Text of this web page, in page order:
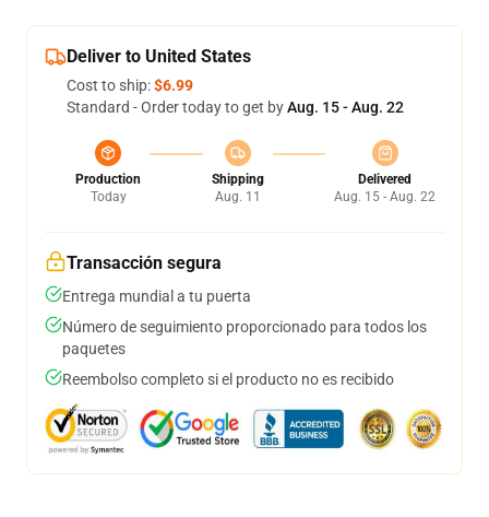
Deliver to United States
Cost to ship:$6.99
Standard - Order today to get byAug. 15 - Aug. 22
Production
Today
Shipping
Aug. 11
Delivered
Aug. 15 - Aug. 22
Transacción segura
Entrega mundial a tu puerta
Número de seguimiento proporcionado para todos los
paquetes
Reembolso completo si el producto no es recibido